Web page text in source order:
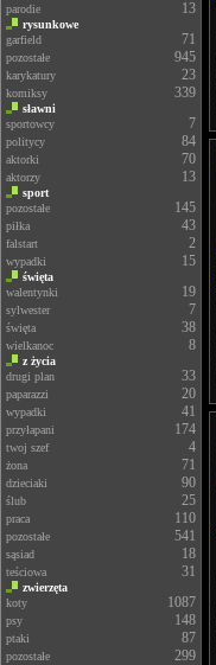
parodie 13
rysunkowe
garfield
71
pozostałe 945
karykatury 23
komiksy 339
sławni
sportowcy
7
politycy 84
aktorki 70
aktorzy 13
sport
pozostałe
145
piłka 43
falstart 2
wypadki 15
święta
walentynki
19
sylwester 7
święta 38
wielkanoc 8
z życia
drugi plan
33
paparazzi 20
wypadki 41
przyłapani 174
twoj szef 4
żona 71
dzieciaki 90
ślub 25
praca 110
pozostałe 541
sąsiad 18
teściowa 31
zwierzęta
koty
1087
psy 148
ptaki 87
pozostałe 299